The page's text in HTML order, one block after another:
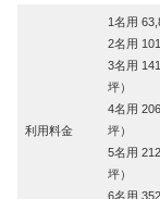
利用料金
1名用
2名用
3名用
坪）
4名用
坪）
5名用
坪）
6名用